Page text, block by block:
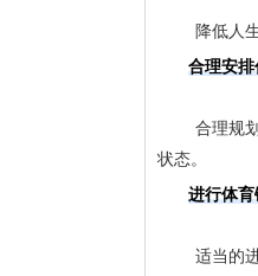
降低人
合理安排
状态。
进行体育